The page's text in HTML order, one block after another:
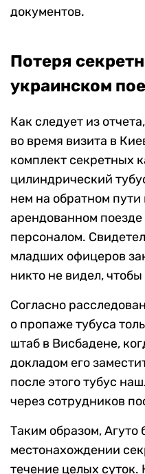
документов.
Потеря
украинском
Как следует из
во время визита в
комплект секретных
цилиндрический
нем на обратном
арендованном
персоналом.
младших офицеров
никто не видел,
Согласно
о пропаже тубуса
штаб в Висбадене,
докладом его
после этого тубус
через сотрудников
Таким образом, Агуто
местонахождении
течение целых суток.